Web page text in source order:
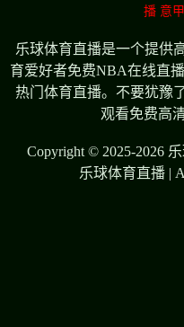
播 意
乐球体育直播是一个提供
育爱好者免费NBA在线直
热门体育直播。不要犹豫
观看免费高
Copyright © 2025-2026
乐球体育直播 |